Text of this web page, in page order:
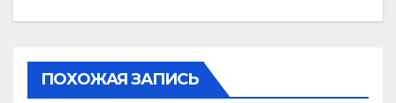
ПОХОЖАЯ ЗАПИСЬ